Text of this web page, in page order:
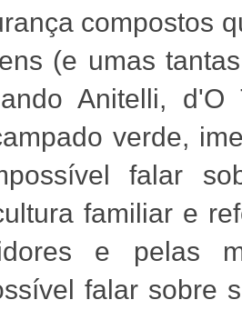
compostos
(e umas
Anitelli,
verde,
falar
familiar e
e pelas
falar sobre